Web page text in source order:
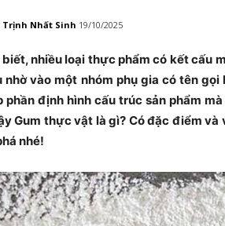
Trịnh Nhất Sinh 19/10/2025
biết, nhiều loại thực phẩm có kết cấu
nhờ vào một nhóm phụ gia có tên
phần định hình cấu trúc sản phẩm
Gum thực vật là gì? Có đặc điểm
nhé!